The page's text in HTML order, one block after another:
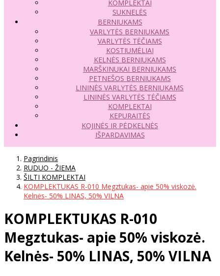
KOMPLEKTAI
SUKNELĖS
BERNIUKAMS
VARLYTĖS BERNIUKAMS
VARLYTĖS TĖČIAMS
KOSTIUMĖLIAI
KELNĖS BERNIUKAMS
MARŠKINUKAI BERNIUKAMS
PETNEŠOS BERNIUKAMS
LININĖS VARLYTĖS BERNIUKAMS
LININĖS VARLYTĖS TĖČIAMS
KOMPLEKTAI
KEPURAITĖS
KOJINĖS IR PĖDKELNĖS
IŠPARDAVIMAS
Pagrindinis
RUDUO - ŽIEMA
ŠILTI KOMPLEKTAI
KOMPLEKTUKAS R-010 Megztukas- apie 50% viskozė.
Kelnės- 50% LINAS, 50% VILNA
KOMPLEKTUKAS R-010
Megztukas- apie 50% viskozė.
Kelnės- 50% LINAS, 50% VILNA